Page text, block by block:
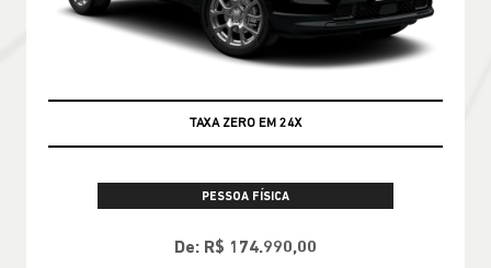
TAXA ZERO EM 24X
PESSOA FÍSICA
De: R$ 174.990,00